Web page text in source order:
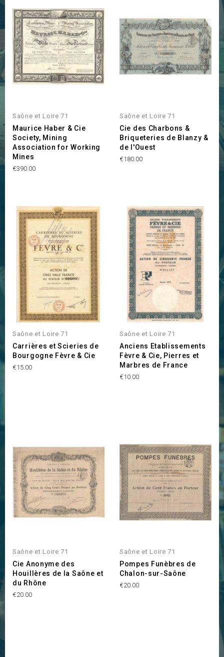
Saône et Loire 71
Maurice Haber & Cie
Society, Mining
Association for Working
Mines
Price
€390.00
Saône et Loire 71
Cie des Charbons &
Briqueteries de Blanzy &
de l'Ouest
Price
€180.00
Saône et Loire 71
Carrières et Scieries de
Bourgogne Fèvre & Cie
Price
€15.00
Saône et Loire 71
Anciens Etablissements
Fèvre & Cie, Pierres et
Marbres de France
Price
€10.00
Saône et Loire 71
Cie Anonyme des
Houillères de la Saône et
du Rhône
Price
€20.00
Saône et Loire 71
Pompes Funèbres de
Chalon-sur-Saône
Price
€20.00